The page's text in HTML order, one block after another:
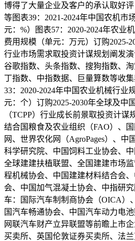
博得了大量企业及客户的承认取好
等图表39：2021-2024年中国农机市
元：%）图表57：2020-2024年农业
费用规模（单元：万元）订购2025-
行业市场需求取投资计谋规划阐发演
谷歌指数、头条指数、搜狗指数、
丁指数、中指数据、巨量算数等收
33：2020-2024年中国农业机械行业
元：个）订购2025-2030年全球及中
（TCPP）行业成长前景取投资计谋
结合国粮食及农业组织（FAO）、
网、世界农化网（AgroPages）、中
科学研究院、中国饲料工业协会、中
全球建建扶植联盟、全国建建市场
程机械协会、中国建建材料结合会
会、中国加气混凝土协会、中指研
车：国际汽车制制商协会（OICA）
国汽车畅通协会、中国汽车动力电
网联汽车财产立异联盟等前瞻上市
买卖所、英国伦敦证券买卖所、法